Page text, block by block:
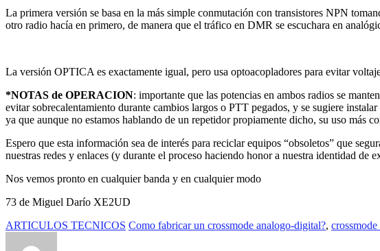
La primera versión se basa en la más simple conmutación con transistores NPN
otro radio hacía en primero, de manera que el tráfico en DMR se escuchara en
La versión OPTICA es exactamente igual, pero usa optoacopladores para evitar
*NOTAS de OPERACION: importante que las potencias en ambos radios se
evitar sobrecalentamiento durante cambios largos o PTT pegados, y se sugiere
ya que aunque no estamos hablando de un repetidor propiamente dicho, su uso más
Espero que esta información sea de interés para reciclar equipos “obsoletos” que
nuestras redes y enlaces (y durante el proceso haciendo honor a nuestra identidad
Nos vemos pronto en cualquier banda y en cualquier modo
73 de Miguel Darío XE2UD
ARTICULOS TECNICOS Como fabricar un crossmode analogo-digital?,